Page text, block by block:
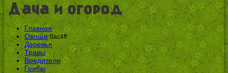
Главная
Овощи 0ac4ff
Деревья
Травы
Вредители
Грибы